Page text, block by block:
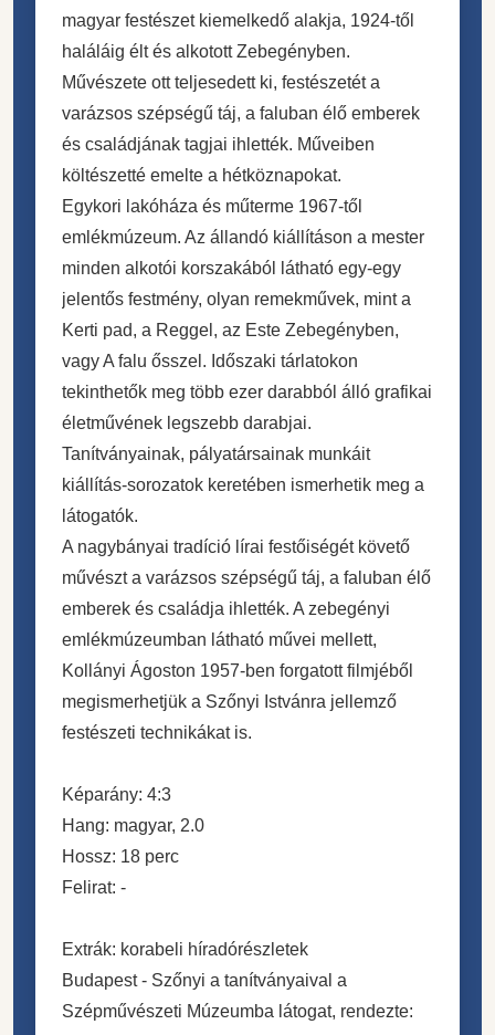
magyar festészet kiemelkedő alakja, 1924-től
haláláig élt és alkotott Zebegényben.
Művészete ott teljesedett ki, festészetét a
varázsos szépségű táj, a faluban élő emberek
és családjának tagjai ihlették. Műveiben
költészetté emelte a hétköznapokat.
Egykori lakóháza és műterme 1967-től
emlékmúzeum. Az állandó kiállításon a mester
minden alkotói korszakából látható egy-egy
jelentős festmény, olyan remekművek, mint a
Kerti pad, a Reggel, az Este Zebegényben,
vagy A falu ősszel. Időszaki tárlatokon
tekinthetők meg több ezer darabból álló grafikai
életművének legszebb darabjai.
Tanítványainak, pályatársainak munkáit
kiállítás-sorozatok keretében ismerhetik meg a
látogatók.
A nagybányai tradíció lírai festőiségét követő
művészt a varázsos szépségű táj, a faluban élő
emberek és családja ihlették. A zebegényi
emlékmúzeumban látható művei mellett,
Kollányi Ágoston 1957-ben forgatott filmjéből
megismerhetjük a Szőnyi Istvánra jellemző
festészeti technikákat is.
Képarány: 4:3
Hang: magyar, 2.0
Hossz: 18 perc
Felirat: -
Extrák: korabeli híradórészletek
Budapest - Szőnyi a tanítványaival a
Szépművészeti Múzeumba látogat, rendezte: